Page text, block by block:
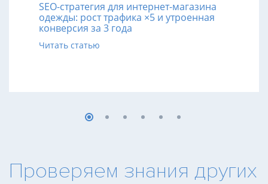
SEO-стратегия для интернет-магазина
одежды: рост трафика ×5 и утроенная
конверсия за 3 года
Читать статью
Проверяем знания других